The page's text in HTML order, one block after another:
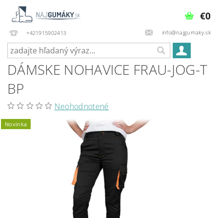
+421915902413 info@najgumaky.sk
€0
DÁMSKE NOHAVICE FRAU-JOG-T
BP
Neohodnotené
Novinka